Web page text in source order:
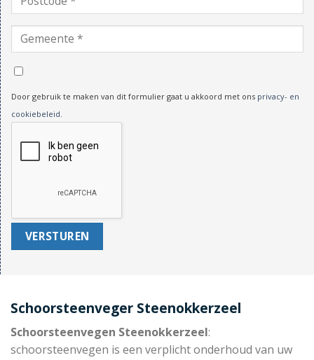
Door gebruik te maken van dit formulier gaat u akkoord met ons privacy- en
cookiebeleid.
Schoorsteenveger Steenokkerzeel
Schoorsteenvegen Steenokkerzeel:
schoorsteenvegen is een verplicht onderhoud van uw